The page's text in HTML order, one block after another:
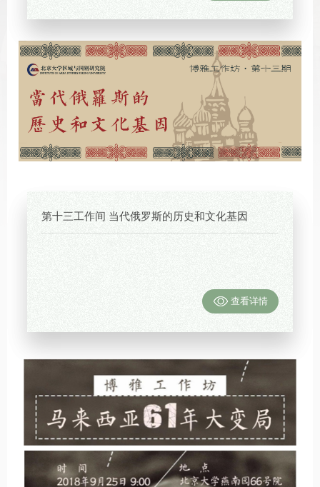
第十三工作间 当代俄罗斯的历史和文化基因
查看详情